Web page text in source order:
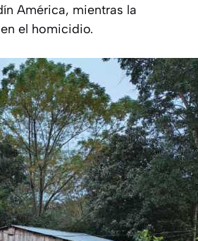
América, mientras la
el homicidio.